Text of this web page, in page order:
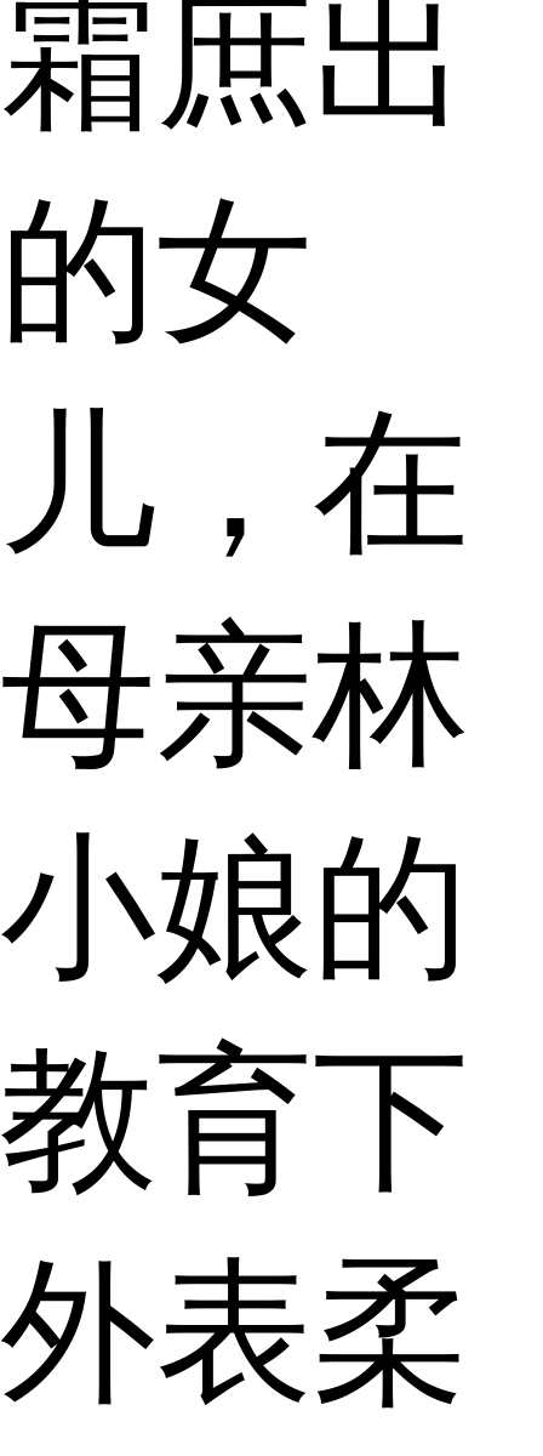
霜庶出
的女
儿，在
母亲林
小娘的
教育下
外表柔